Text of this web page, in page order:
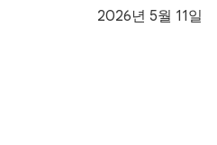
2026년 5월 11일